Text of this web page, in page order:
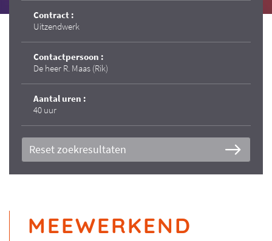
Contract :
Uitzendwerk
Contactpersoon :
De heer R. Maas (Rik)
Aantal uren :
40 uur
Reset zoekresultaten
MEEWERKEND